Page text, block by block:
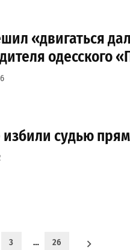
«двигаться
одесского
судью
3 … 26